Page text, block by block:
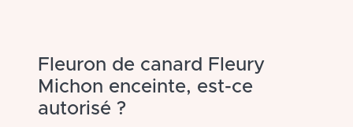
Fleuron de canard Fleury
Michon enceinte, est-ce
autorisé ?